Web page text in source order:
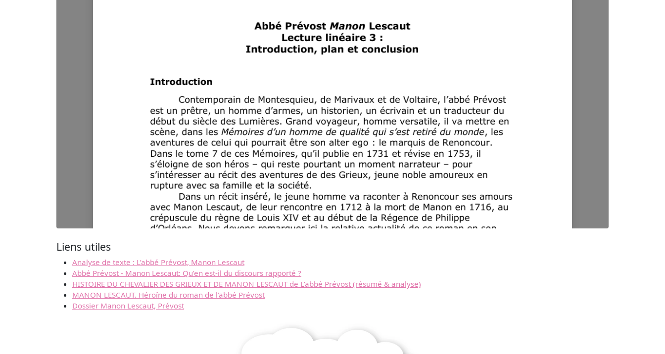
Télécharger
document
Liens utiles
Analyse de texte : L’abbé Prévost, Manon Lescaut
Abbé Prévost - Manon Lescaut: Qu’en est-il du discours rapporté ?
HISTOIRE DU CHEVALIER DES GRIEUX ET DE MANON LESCAUT de L’abbé Prévost (résumé & analyse)
MANON LESCAUT. Héroïne du roman de l’abbé Prévost
Dossier Manon Lescaut, Prévost